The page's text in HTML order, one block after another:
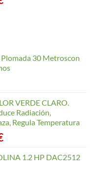
168,65 € 30 Metroscon
VERDE CLARO.
Radiación,
Regula Temperatura
Rango
precios:1.2 HP DAC2512